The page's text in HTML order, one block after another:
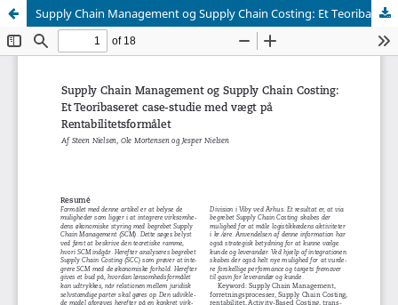
Supply Chain Management og Supply Chain Costing: Et Teoribaseret case-studie med vægt på Rentabilitetsformålet